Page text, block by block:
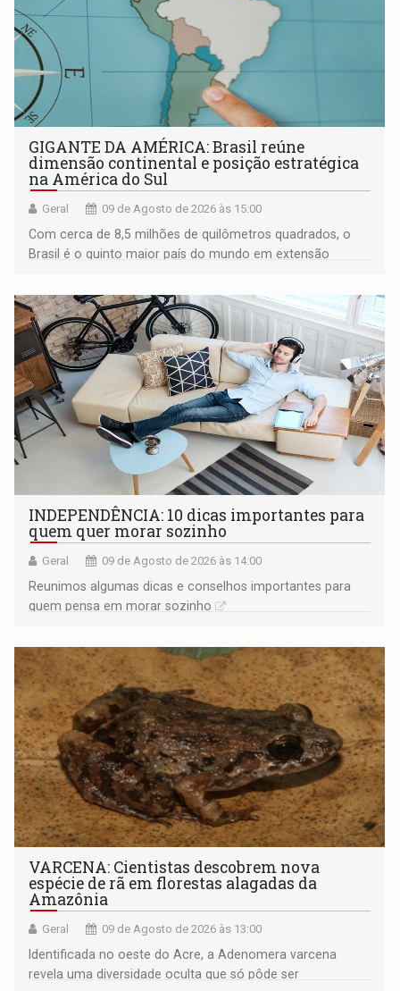
GIGANTE DA AMÉRICA: Brasil reúne
dimensão continental e posição estratégica
na América do Sul
Geral 09 de Agosto de 2026 às 15:00
Com cerca de 8,5 milhões de quilômetros quadrados, o
Brasil é o quinto maior país do mundo em extensão
INDEPENDÊNCIA: 10 dicas importantes para
quem quer morar sozinho
Geral 09 de Agosto de 2026 às 14:00
Reunimos algumas dicas e conselhos importantes para
quem pensa em morar sozinho
VARCENA: Cientistas descobrem nova
espécie de rã em florestas alagadas da
Amazônia
Geral 09 de Agosto de 2026 às 13:00
Identificada no oeste do Acre, a Adenomera varcena
revela uma diversidade oculta que só pôde ser